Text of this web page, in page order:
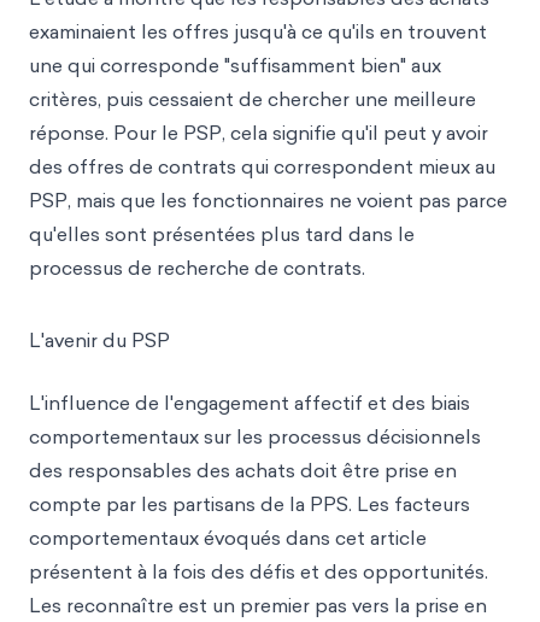
examinaient les offres jusqu'à ce qu'ils en trouvent
une qui corresponde "suffisamment bien" aux
critères, puis cessaient de chercher une meilleure
réponse. Pour le PSP, cela signifie qu'il peut y avoir
des offres de contrats qui correspondent mieux au
PSP, mais que les fonctionnaires ne voient pas parce
qu'elles sont présentées plus tard dans le
processus de recherche de contrats.
L'avenir du PSP
L'influence de l'engagement affectif et des biais
comportementaux sur les processus décisionnels
des responsables des achats doit être prise en
compte par les partisans de la PPS. Les facteurs
comportementaux évoqués dans cet article
présentent à la fois des défis et des opportunités.
Les reconnaître est un premier pas vers la prise en